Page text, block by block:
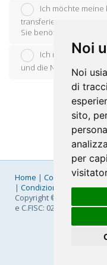
Noi
Noi
di
sito,
per
Ich möchte
transferieren.
Sie benötigen den
Ich möchte meine
und die Nameserver
Home | Company|
| Condizioni Generali|
Copyright © 2026
e C.FISC: 02831630161